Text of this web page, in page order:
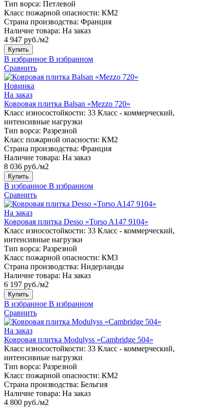
Тип ворса: Петлевой
Класс пожарной опасности: КМ2
Страна производства: Франция
Наличие товара: На заказ
4 947 руб./м2
Купить
В избранное В избранном
Сравнить
Новинка
На заказ
Ковровая плитка Balsan «Mezzo 720»
Класс износостойкости: 33 Класс - коммерческий,
интенсивные нагрузки
Тип ворса: Разрезной
Класс пожарной опасности: КМ2
Страна производства: Франция
Наличие товара: На заказ
8 036 руб./м2
Купить
В избранное В избранном
Сравнить
На заказ
Ковровая плитка Desso «Torso A147 9104»
Класс износостойкости: 33 Класс - коммерческий,
интенсивные нагрузки
Тип ворса: Разрезной
Класс пожарной опасности: КМ3
Страна производства: Нидерланды
Наличие товара: На заказ
6 197 руб./м2
Купить
В избранное В избранном
Сравнить
На заказ
Ковровая плитка Modulyss «Cambridge 504»
Класс износостойкости: 33 Класс - коммерческий,
интенсивные нагрузки
Тип ворса: Разрезной
Класс пожарной опасности: КМ2
Страна производства: Бельгия
Наличие товара: На заказ
4 800 руб./м2